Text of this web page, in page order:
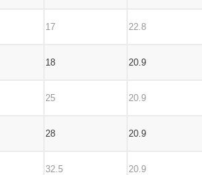
17 22.8
18 20.9
25 20.9
28 20.9
32.5 20.9